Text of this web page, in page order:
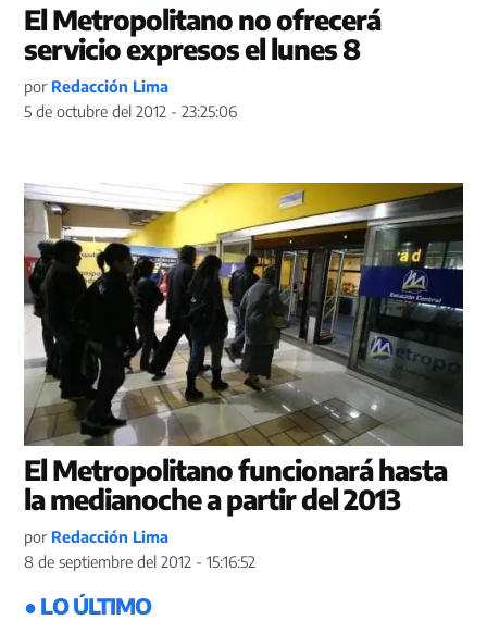
El Metropolitano no ofrecerá
servicio expresos el lunes 8
por Redacción Lima
5 de octubre del 2012 - 23:25:06
El Metropolitano funcionará hasta
la medianoche a partir del 2013
por Redacción Lima
8 de septiembre del 2012 - 15:16:52
● LO ÚLTIMO